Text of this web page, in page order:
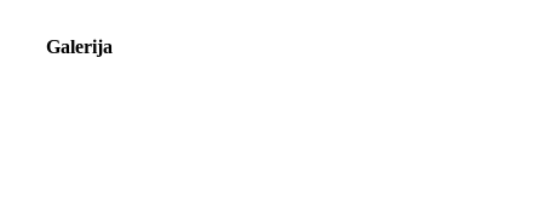
Galerija